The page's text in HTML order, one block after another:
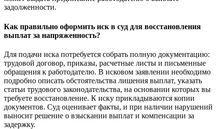
задолженности.
Как правильно оформить иск в суд для восстановления
выплат за напряженность?
Для подачи иска потребуется собрать полную документацию:
трудовой договор, приказы, расчетные листы и письменные
обращения к работодателю. В исковом заявлении необходимо
подробно описать обстоятельства лишения выплат, указать
статьи трудового законодательства, на основании которых вы
требуете восстановление. К иску прикладываются копии
документов. Суд оценивает факты, и при наличии нарушений
выносит решение о взыскании выплат и компенсации за
задержку.